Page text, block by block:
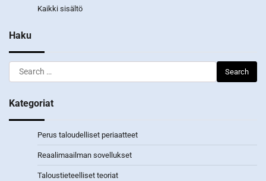
Kaikki sisältö
Haku
Search
for:
Kategoriat
Perus taloudelliset periaatteet
Reaalimaailman sovellukset
Taloustieteelliset teoriat